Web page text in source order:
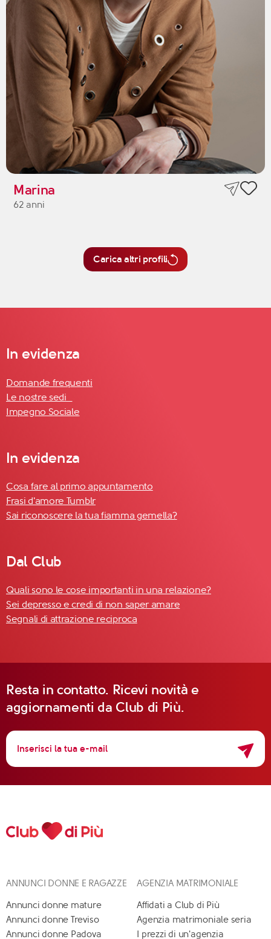
Marina
62 anni
Carica altri profili
In evidenza
Domande frequenti
Le nostre sedi
Impegno Sociale
In evidenza
Cosa fare al primo appuntamento
Frasi d'amore Tumblr
Sai riconoscere la tua fiamma gemella?
Dal Club
Quali sono le cose importanti in una relazione?
Sei depresso e credi di non saper amare
Segnali di attrazione reciproca
Resta in contatto. Ricevi novità e
aggiornamenti da Club di Più.
ANNUNCI DONNE E RAGAZZE
Annunci donne mature
Annunci donne Treviso
Annunci donne Padova
AGENZIA MATRIMONIALE
Affidati a Club di Più
Agenzia matrimoniale seria
I prezzi di un'agenzia